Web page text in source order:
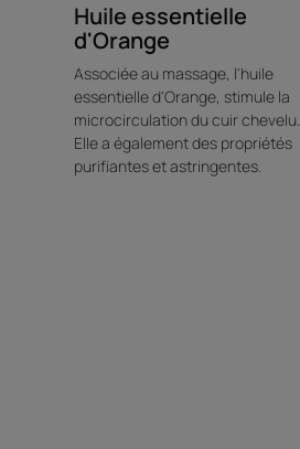
Huile essentielle
d'Orange
Associée au massage, l'huile
essentielle d'Orange, stimule la
microcirculation du cuir chevelu.
Elle a également des propriétés
purifiantes et astringentes.